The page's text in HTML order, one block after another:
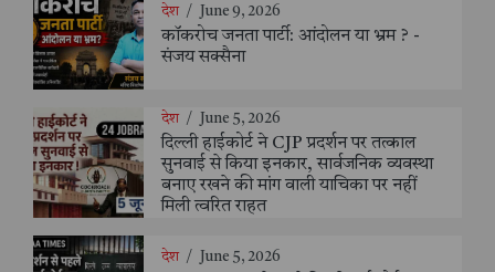
देश / June 9, 2026
कॉकरोच जनता पार्टी: आंदोलन या भ्रम ? -
संजय सक्सैना
देश / June 5, 2026
दिल्ली हाईकोर्ट ने CJP प्रदर्शन पर तत्काल
सुनवाई से किया इनकार, सार्वजनिक व्यवस्था
बनाए रखने की मांग वाली याचिका पर नहीं
मिली त्वरित राहत
देश / June 5, 2026